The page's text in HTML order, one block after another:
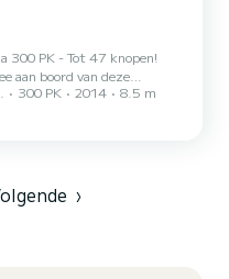
aan boord van deze
en volledig uitgeruste RIB.
een familie-uitje of
300 PK 2014 8.5 m
›